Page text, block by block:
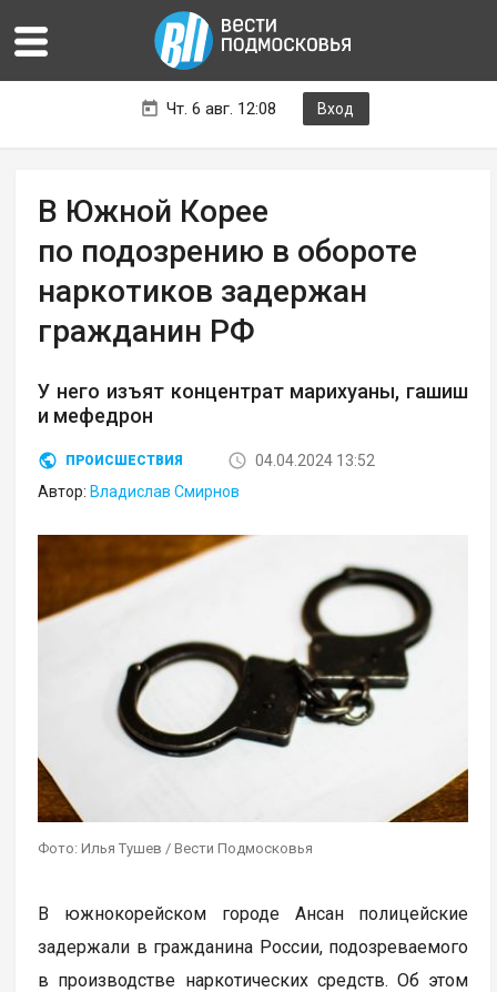
Чт. 6 авг. 12:08 Вход
В Южной Корее
по подозрению в обороте
наркотиков задержан
гражданин РФ
У него изъят концентрат марихуаны, гашиш
и мефедрон
ПРОИСШЕСТВИЯ
04.04.2024 13:52
Автор: Владислав Смирнов
Фото: Илья Тушев / Вести Подмосковья
В южнокорейском городе Ансан полицейские
задержали в гражданина России, подозреваемого
в производстве наркотических средств. Об этом